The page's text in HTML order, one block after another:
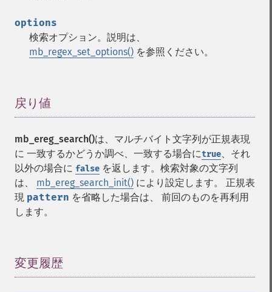
options
検索オプション。説明は、
mb_regex_set_options() を参照ください。
戻り値
mb_ereg_search()は、マルチバイト文字列が正規表現
に 一致するかどうか調べ、一致する場合にtrue、それ
以外の場合に false を返します。検索対象の文字列
は、 mb_ereg_search_init() により設定します。 正規表
現 pattern を省略した場合は、 前回のものを再利用
します。
変更履歴